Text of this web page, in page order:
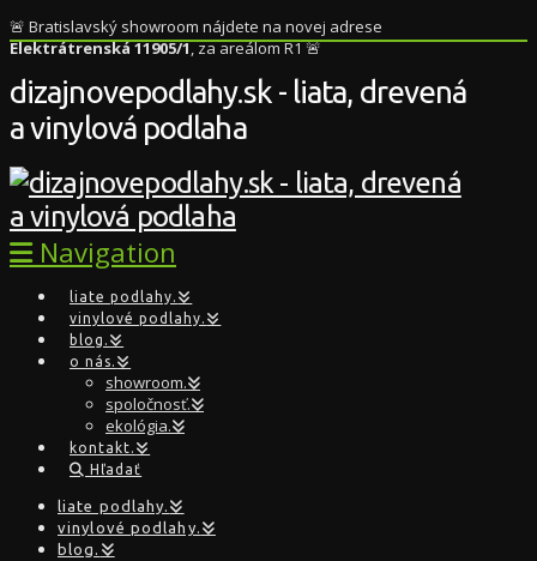
🚨 Bratislavský showroom nájdete na novej adrese
Elektrátrenská 11905/1, za areálom R1 🚨
dizajnovepodlahy.sk - liata, drevená
a vinylová podlaha
Navigation
liate podlahy.
vinylové podlahy.
blog.
o nás.
showroom.
spoločnosť.
ekológia.
kontakt.
Hľadať
liate podlahy.
vinylové podlahy.
blog.